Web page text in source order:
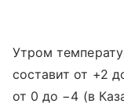
Утром
составит от +2
от 0 до −4 (в